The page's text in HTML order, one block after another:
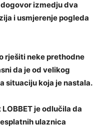
izmedju dva
i usmjerenje pogleda
rješiti neke prethodne
da je od velikog
situaciju koja je nastala.
je odlučila da
ulaznica